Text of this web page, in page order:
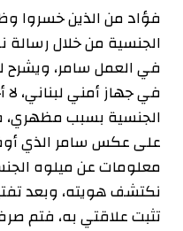
فؤاد من الذين خسروا
الجنسية من خلال رسالة
في العمل سامر، ويشرح
في جهاز أمني لبناني،
الجنسية بسبب مظهري،
على عكس سامر الذي
معلومات عن ميلوه
نكتشف هويته، وبعد
تثبت علاقتي به، فتم